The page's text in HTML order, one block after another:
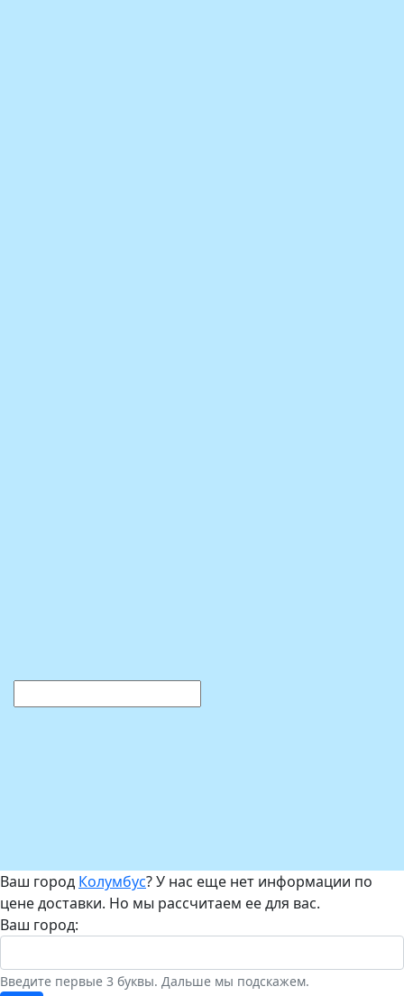
Ваш город Колумбус? У нас еще нет информации по
цене доставки. Но мы рассчитаем ее для вас.
Ваш город:
Введите первые 3 буквы. Дальше мы подскажем.